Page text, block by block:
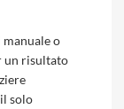
manuale o
un risultato
solo